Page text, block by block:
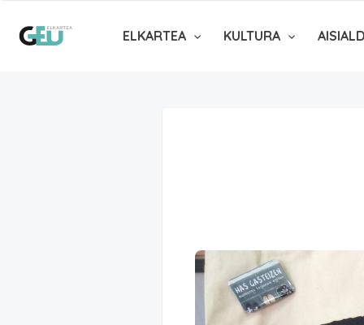
ELKARTEA KULTURA